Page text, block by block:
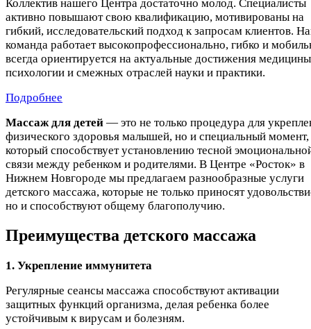
Коллектив нашего Центра достаточно молод. Специалисты
активно повышают свою квалификацию, мотивированы на
гибкий, исследовательский подход к запросам клиентов.
команда работает высокопрофессионально, гибко и
всегда ориентируется на актуальные достижения
психологии и смежных отраслей науки и практики.
Подробнее
Массаж для детей — это не только процедура для
физического здоровья малышей, но и специальный момент,
который способствует установлению тесной
связи между ребенком и родителями. В Центре «Росток» в
Нижнем Новгороде мы предлагаем разнообразные услуги
детского массажа, которые не только приносят
но и способствуют общему благополучию.
Преимущества детского массажа
1. Укрепление иммунитета
Регулярные сеансы массажа способствуют активации
защитных функций организма, делая ребенка более
устойчивым к вирусам и болезням.